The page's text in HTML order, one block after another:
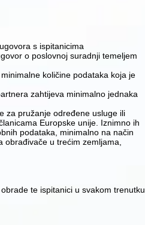
s ispitanicima
o poslovnoj suradnji temeljem
količine podataka koja je
zahtijeva minimalno jednaka
za pružanje određene usluge ili
Europske unije. Iznimno ih
podataka, minimalno na način
u trećim zemljama,
te ispitanici u svakom trenutku